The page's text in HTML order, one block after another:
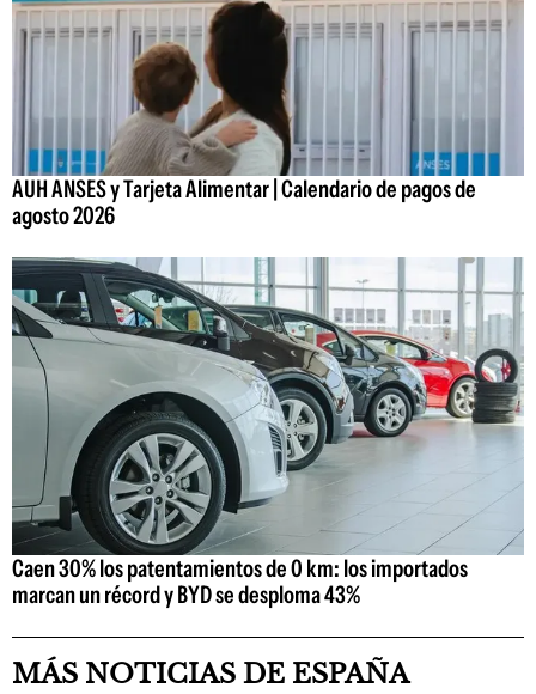
AUH ANSES y Tarjeta Alimentar | Calendario de pagos de
agosto 2026
Caen 30% los patentamientos de 0 km: los importados
marcan un récord y BYD se desploma 43%
MÁS NOTICIAS DE ESPAÑA